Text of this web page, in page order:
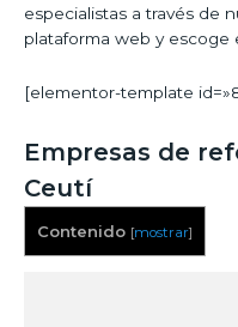
especialistas a través de
plataforma web y escoge
[elementor-template
Empresas de
Ceutí
Contenido [mostrar]